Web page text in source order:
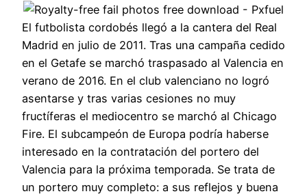
El futbolista cordobés llegó a la cantera del Real
Madrid en julio de 2011. Tras una campaña cedido
en el Getafe se marchó traspasado al Valencia en
verano de 2016. En el club valenciano no logró
asentarse y tras varias cesiones no muy
fructíferas el mediocentro se marchó al Chicago
Fire. El subcampeón de Europa podría haberse
interesado en la contratación del portero del
Valencia para la próxima temporada. Se trata de
un portero muy completo: a sus reflejos y buena